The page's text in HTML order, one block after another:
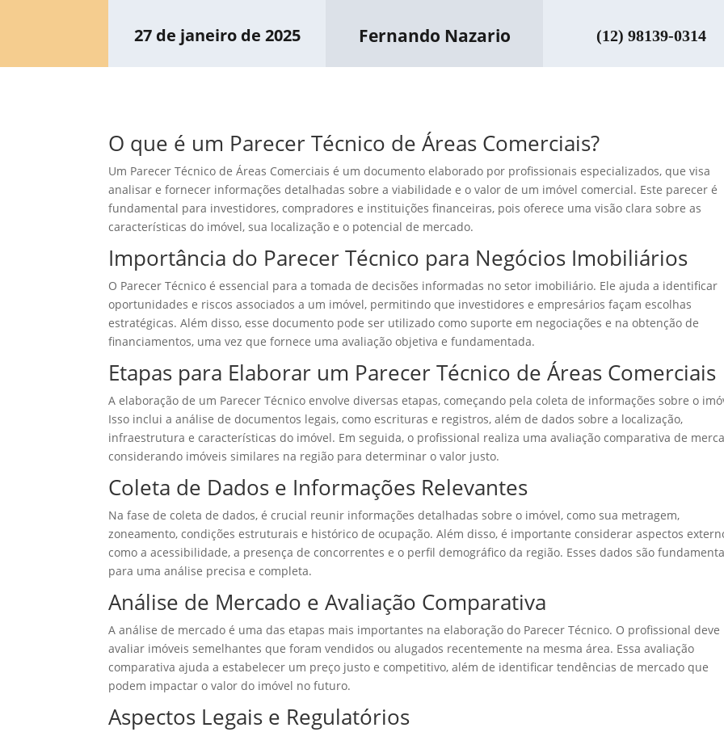
27 de janeiro de 2025 Fernando Nazario (12) 98139-0314
O que é um Parecer Técnico de Áreas Comerciais?
Um Parecer Técnico de Áreas Comerciais é um documento elaborado por profissionais especializados, que visa
analisar e fornecer informações detalhadas sobre a viabilidade e o valor de um imóvel comercial. Este parecer é
fundamental para investidores, compradores e instituições financeiras, pois oferece uma visão clara sobre as
características do imóvel, sua localização e o potencial de mercado.
Importância do Parecer Técnico para Negócios Imobiliários
O Parecer Técnico é essencial para a tomada de decisões informadas no setor imobiliário. Ele ajuda a identificar
oportunidades e riscos associados a um imóvel, permitindo que investidores e empresários façam escolhas
estratégicas. Além disso, esse documento pode ser utilizado como suporte em negociações e na obtenção de
financiamentos, uma vez que fornece uma avaliação objetiva e fundamentada.
Etapas para Elaborar um Parecer Técnico de Áreas Comerciais
A elaboração de um Parecer Técnico envolve diversas etapas, começando pela coleta de informações sobre o
Isso inclui a análise de documentos legais, como escrituras e registros, além de dados sobre a localização,
infraestrutura e características do imóvel. Em seguida, o profissional realiza uma avaliação comparativa de
considerando imóveis similares na região para determinar o valor justo.
Coleta de Dados e Informações Relevantes
Na fase de coleta de dados, é crucial reunir informações detalhadas sobre o imóvel, como sua metragem,
zoneamento, condições estruturais e histórico de ocupação. Além disso, é importante considerar aspectos
como a acessibilidade, a presença de concorrentes e o perfil demográfico da região. Esses dados são
para uma análise precisa e completa.
Análise de Mercado e Avaliação Comparativa
A análise de mercado é uma das etapas mais importantes na elaboração do Parecer Técnico. O profissional deve
avaliar imóveis semelhantes que foram vendidos ou alugados recentemente na mesma área. Essa avaliação
comparativa ajuda a estabelecer um preço justo e competitivo, além de identificar tendências de mercado que
podem impactar o valor do imóvel no futuro.
Aspectos Legais e Regulatórios